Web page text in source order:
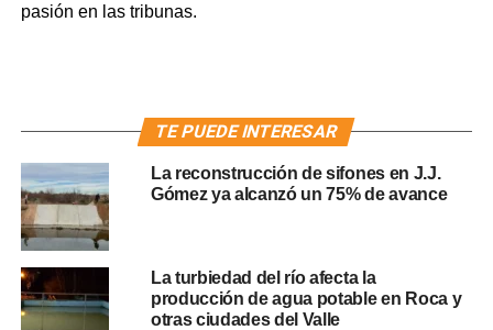
pasión en las tribunas.
TE PUEDE INTERESAR
La reconstrucción de sifones en J.J.
Gómez ya alcanzó un 75% de avance
La turbiedad del río afecta la
producción de agua potable en Roca y
otras ciudades del Valle